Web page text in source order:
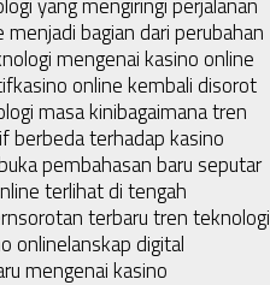
bagian dari perubahan
mengenai kasino online
kasino online kembali disorot
masa kinibagaimana tren
berbeda terhadap kasino
pembahasan baru seputar
terlihat di tengah
sorotan terbaru tren teknologi
onlinelanskap digital
mengenai kasino